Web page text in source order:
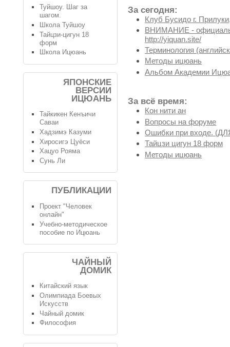
За сегодня:
Клуб Бусидо г.
ВНИМАНИЕ -
http://yiquan.site/
Терминология
Методы ицюань
Альбом Академии
За всё время:
Кон нити ан
Вопросы на форуме
Ошибки при входе.
Тайцзи цигун 18 форм
Методы ицюань
Туйшоу. Шаг за
шагом.
Школа Туйшоу
Тайцзи-цигун 18
форм
Школа Ицюань
ЯПОНСКИЕ
ВЕРСИИ
ИЦЮАНЬ
Тайкикен Кенъичи
Саваи
Хадзимэ Казуми
Хиросигэ Цуёси
Хацуо Рояма
Сунь Ли
ПУБЛИКАЦИИ
Проект "Человек
онлайн"
Учебно-методическое
пособие по Ицюань
ЧАЙНЫЙ
ДОМИК
Китайский язык
Олимпиада Боевых
Искусств
Чайный домик
Философия